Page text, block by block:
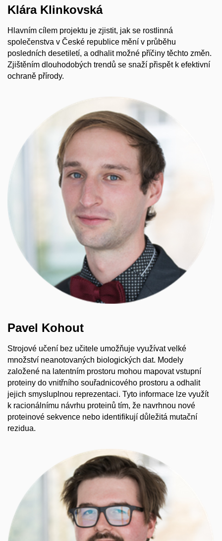
Klára Klinkovská
Hlavním cílem projektu je zjistit, jak se rostlinná
společenstva v České republice mění v průběhu
posledních desetiletí, a odhalit možné příčiny těchto změn.
Zjištěním dlouhodobých trendů se snaží přispět k efektivní
ochraně přírody.
Pavel Kohout
Strojové učení bez učitele umožňuje využívat velké
množství neanotovaných biologických dat. Modely
založené na latentním prostoru mohou mapovat vstupní
proteiny do vnitřního souřadnicového prostoru a odhalit
jejich smysluplnou reprezentaci. Tyto informace lze využít
k racionálnímu návrhu proteinů tím, že navrhnou nové
proteinové sekvence nebo identifikují důležitá mutační
rezidua.